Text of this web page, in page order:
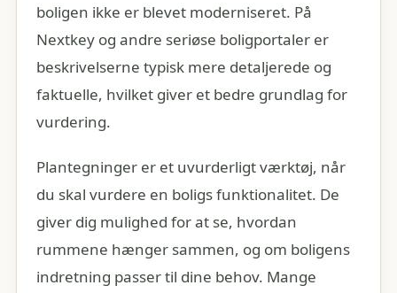
boligen ikke er blevet moderniseret. På
Nextkey og andre seriøse boligportaler er
beskrivelserne typisk mere detaljerede og
faktuelle, hvilket giver et bedre grundlag for
vurdering.
Plantegninger er et uvurderligt værktøj, når
du skal vurdere en boligs funktionalitet. De
giver dig mulighed for at se, hvordan
rummene hænger sammen, og om boligens
indretning passer til dine behov. Mange